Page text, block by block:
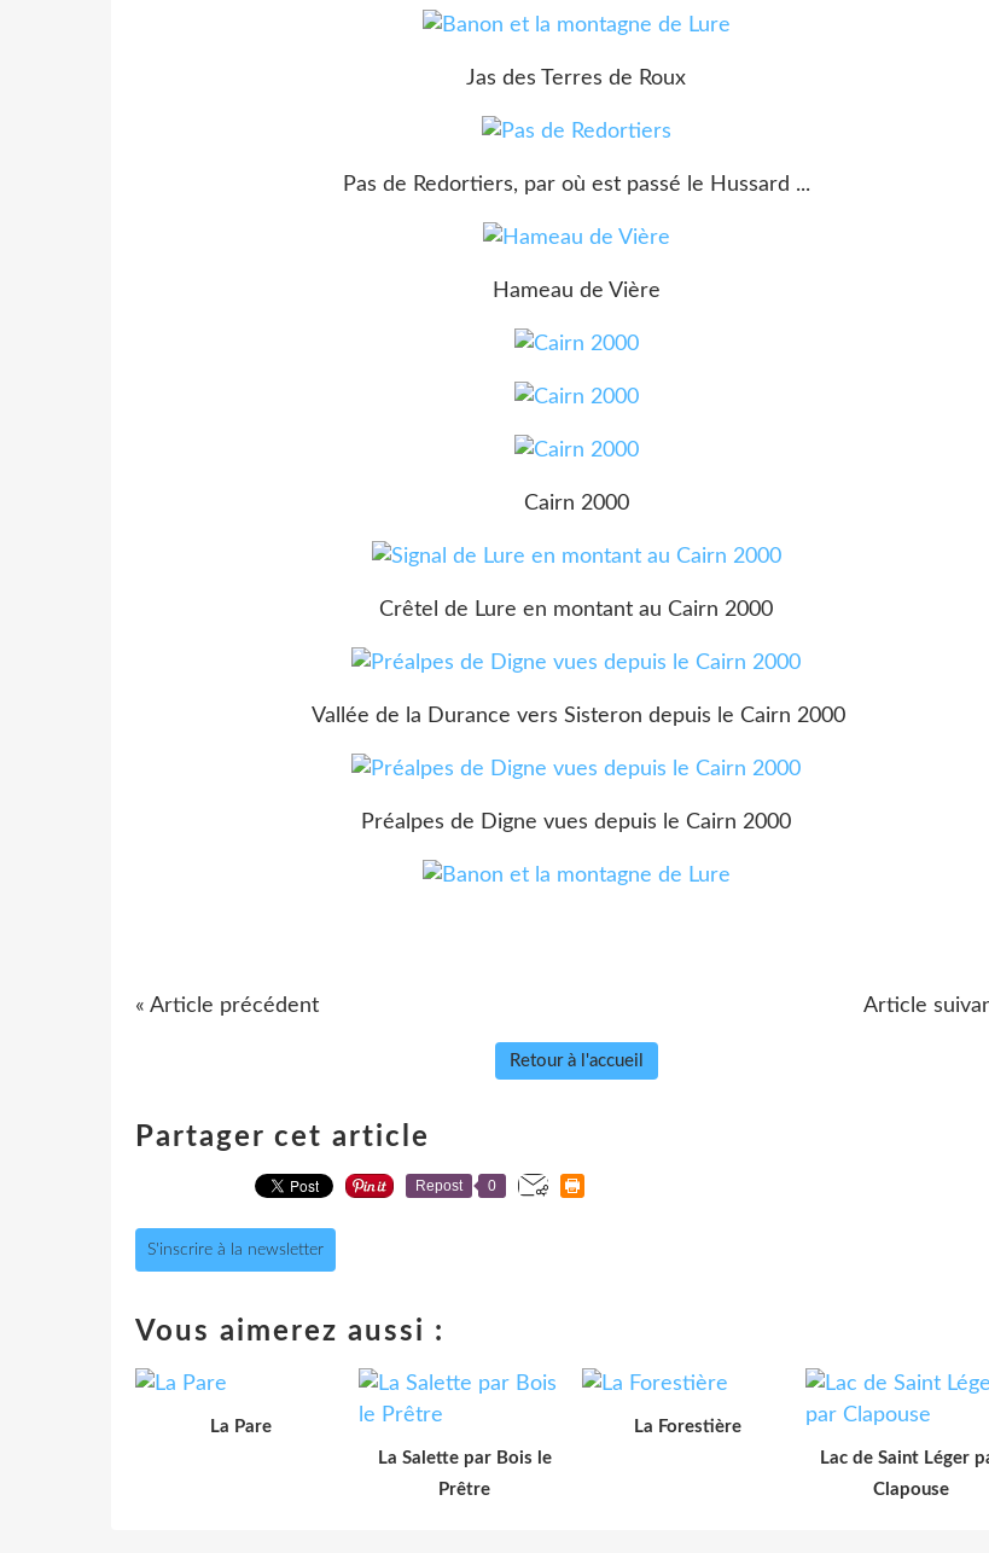
Jas des Terres de Roux
Pas de Redortiers, par où est passé le Hussard ...
Hameau de Vière
Cairn 2000
Crêtel de Lure en montant au Cairn 2000
Vallée de la Durance vers Sisteron depuis le Cairn 2000
Préalpes de Digne vues depuis le Cairn 2000
« Article précédent Article
Retour à l'accueil
Partager cet article
Repost 0
S'inscrire à la newsletter
Vous aimerez aussi :
La Pare
La Salette par Bois le
Prêtre
La Forestière
Lac de Saint Léger
Clapouse